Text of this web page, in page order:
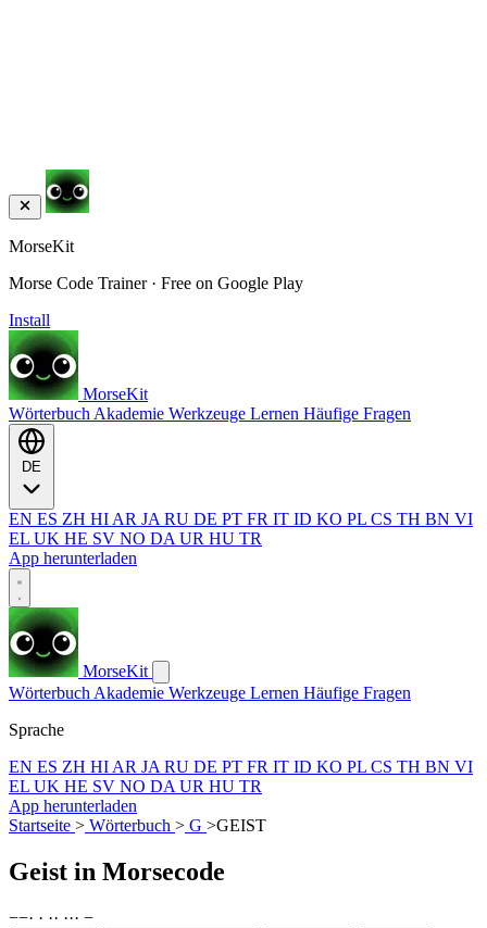
MorseKit
Morse Code Trainer · Free on Google Play
Install
MorseKit
Wörterbuch Akademie Werkzeuge Lernen Häufige Fragen
EN ES ZH HI AR JA RU DE PT FR IT ID KO PL CS TH BN VI
EL UK HE SV NO DA UR HU TR
App herunterladen
MorseKit
Wörterbuch Akademie Werkzeuge Lernen Häufige Fragen
Sprache
EN ES ZH HI AR JA RU DE PT FR IT ID KO PL CS TH BN VI
EL UK HE SV NO DA UR HU TR
App herunterladen
Startseite > Wörterbuch > G >GEIST
Geist in Morsecode
−−· · ·· ··· −